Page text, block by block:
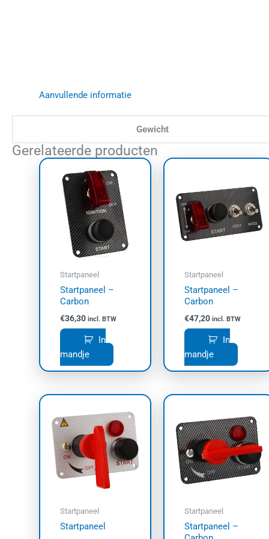
Aanvullende informatie
Gewicht
Gerelateerde producten
Startpaneel
Startpaneel –
Carbon
€36,30 incl. BTW
In
mandje
Startpaneel
Startpaneel –
Carbon
€47,20 incl. BTW
In
mandje
Startpaneel
Startpaneel
Startpaneel
Startpaneel –